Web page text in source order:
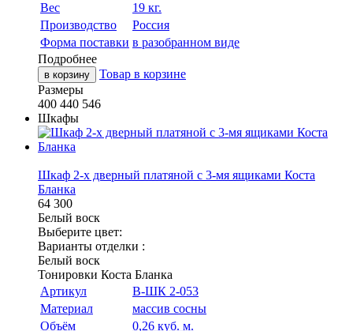
Вес
19 кг.
Производство
Россия
Форма поставки в разобранном виде
Подробнее
в корзину
Товар в корзине
Размеры
400 440 546
Шкафы
Шкаф 2-х дверный платяной с 3-мя ящиками Коста
Бланка
64 300
Белый воск
Выберите цвет:
Варианты отделки :
Белый воск
Тонировки Коста Бланка
Артикул
В-ШК 2-053
Материал
массив сосны
Объём
0,26 куб. м.